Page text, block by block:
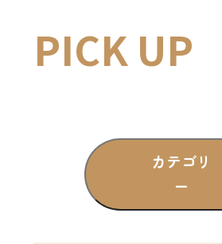
一般書
雑誌
CD
PICK UP
カテゴリ
ー